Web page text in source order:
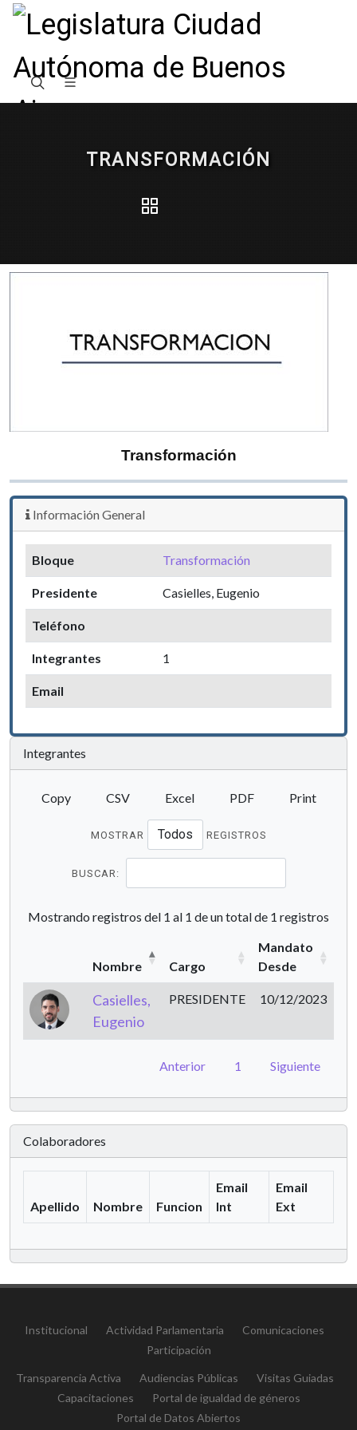
TRANSFORMACIÓN
Transformación
Información General
Bloque Transformación
Presidente Casielles, Eugenio
Teléfono
Integrantes 1
Email
Integrantes
Copy CSV Excel PDF Print
MOSTRAR REGISTROS
BUSCAR:
Mostrando registros del 1 al 1 de un total de 1 registros
Nombre Cargo
Mandato
Desde
Casielles,
Eugenio
PRESIDENTE 10/12/2023
Anterior 1 Siguiente
Colaboradores
Apellido Nombre Funcion
Email
Int
Email
Ext
Institucional Actividad Parlamentaria
Comunicaciones
Participación
Transparencia Activa Audiencias Públicas
Visitas Guiadas
Capacitaciones
Portal de igualdad de géneros
Portal de Datos Abiertos